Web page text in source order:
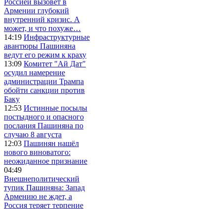
Армении глубокий
внутренний кризис. А
может, и что похуже…
14:19 Инфраструктурные
авантюры Пашиняна
ведут его режим к краху
13:09 Комитет "Ай Дат"
осудил намерение
администрации Трампа
обойти санкции против
Баку
12:53 Истинные посылы
постыдного и опасного
послания Пашиняна по
случаю 8 августа
12:03 Пашинян нашёл
нового виноватого:
неожиданное признание
04:49
Внешнеполитический
тупик Пашиняна: Запад
Армению не ждет, а
Россия теряет терпение